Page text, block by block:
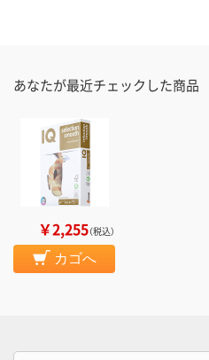
あなたが最近チェックした商品
￥2,255（税込）
カゴへ